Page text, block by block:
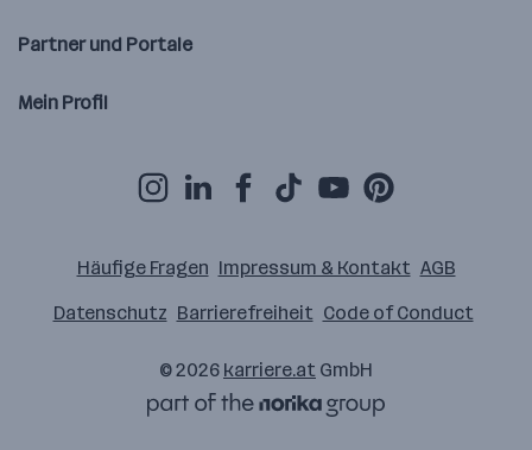
Partner und Portale
Mein Profil
Häufige Fragen Impressum & Kontakt AGB
Datenschutz Barrierefreiheit Code of Conduct
© 2026 karriere.at GmbH